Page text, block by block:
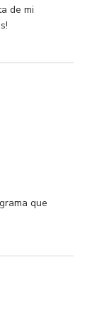
de miServicio,
queal